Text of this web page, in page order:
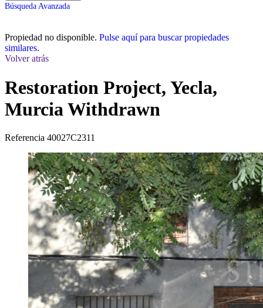
Búsqueda Avanzada
Propiedad no disponible. Pulse aquí para buscar propiedades
similares.
Volver atrás
Restoration Project, Yecla,
Murcia Withdrawn
Referencia 40027C2311